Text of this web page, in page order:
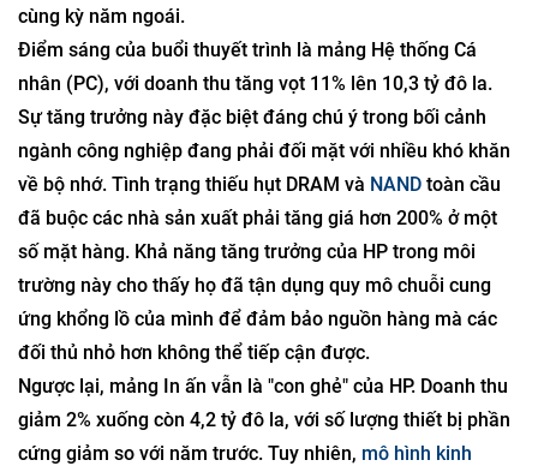
cùng kỳ năm ngoái.
Điểm sáng của buổi thuyết trình là mảng Hệ thống Cá
nhân (PC), với doanh thu tăng vọt 11% lên 10,3 tỷ đô la.
Sự tăng trưởng này đặc biệt đáng chú ý trong bối cảnh
ngành công nghiệp đang phải đối mặt với nhiều khó khăn
về bộ nhớ. Tình trạng thiếu hụt DRAM và NAND toàn cầu
đã buộc các nhà sản xuất phải tăng giá hơn 200% ở một
số mặt hàng. Khả năng tăng trưởng của HP trong môi
trường này cho thấy họ đã tận dụng quy mô chuỗi cung
ứng khổng lồ của mình để đảm bảo nguồn hàng mà các
đối thủ nhỏ hơn không thể tiếp cận được.
Ngược lại, mảng In ấn vẫn là "con ghẻ" của HP. Doanh thu
giảm 2% xuống còn 4,2 tỷ đô la, với số lượng thiết bị phần
cứng giảm so với năm trước. Tuy nhiên, mô hình kinh